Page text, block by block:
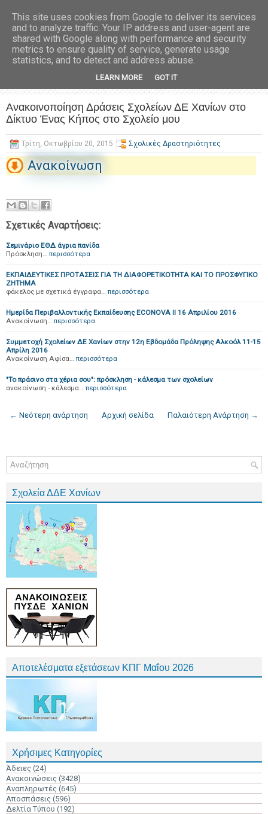
Ανακοινοποίηση Δράσεις Σχολείων ΔΕ Χανίων στο
Δίκτυο Ένας Κήπος στο Σχολείο μου
Τρίτη, Οκτωβρίου 20, 2015 Σχολικές Δραστηριότητες
Ανακοίνωση
Σχετικές Αναρτήσεις:
Σεμινάριο ΕΘΔ άγρια πανίδα
Πρόσκληση… περισσότερα
ΕΚΠΑΙΔΕΥΤΙΚΕΣ ΠΡΟΤΑΣΕΙΣ ΓΙΑ ΤΗ ΔΙΑΦΟΡΕΤΙΚΟΤΗΤΑ ΚΑΙ ΤΟ ΠΡΟΣΦΥΓΙΚΟ
ΖΗΤΗΜΑ
φάκελος με σχετικά έγγραφα… περισσότερα
Ημερίδα Περιβαλλοντικής Εκπαίδευσης ECONOVA II 16 Απριλίου 2016
Ανακοίνωση… περισσότερα
Συμμετοχή Σχολείων ΔΕ Χανίων στην 12η Εβδομάδα Πρόληψης Αλκοόλ 11-15
Απρίλη 2016
Ανακοίνωση Αφίσα… περισσότερα
"Το πράσινο στα χέρια σου": πρόσκληση - κάλεσμα των σχολείων
ανακοίνωση - κάλεσμα… περισσότερα
← Νεότερη ανάρτηση Παλαιότερη Ανάρτηση →
Αρχική σελίδα
Σχολεία ΔΔΕ Χανίων
Αποτελέσματα εξετάσεων ΚΠΓ Μαΐου 2026
Χρήσιμες Κατηγορίες
Άδειες (24)
Ανακοινώσεις (3428)
Αναπληρωτές (645)
Αποσπάσεις (596)
Δελτία Τύπου (192)
This site uses cookies from Google to deliver its services
and to analyze traffic. Your IP address and user-agent are
shared with Google along with performance and security
metrics to ensure quality of service, generate usage
statistics, and to detect and address abuse.
LEARN MORE GOT IT